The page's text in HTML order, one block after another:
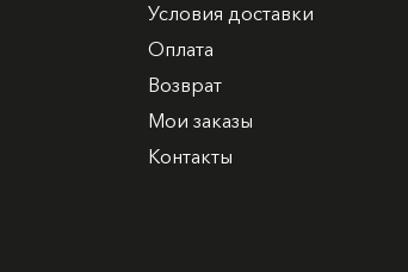
Условия доставки
Оплата
Возврат
Мои заказы
Контакты